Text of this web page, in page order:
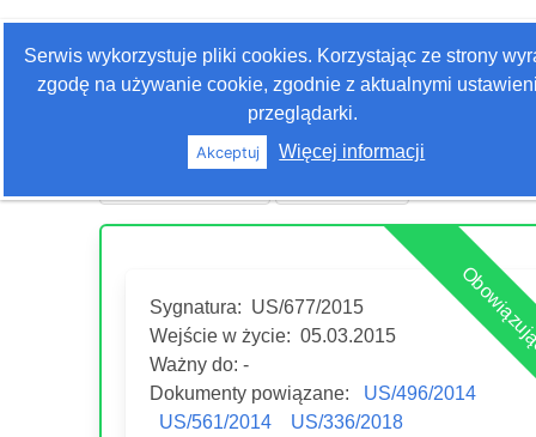
Serwis wykorzystuje pliki cookies. Korzystając ze strony
zgodę na używanie cookie, zgodnie z aktualnymi
przeglądarki.
Akceptuj Więcej informacji
Szukaj
Sygnatura: US/677/2015
Wejście w życie: 05.03.2015
Ważny do: -
Dokumenty powiązane:
US/496/2014
US/561/2014
US/336/2018